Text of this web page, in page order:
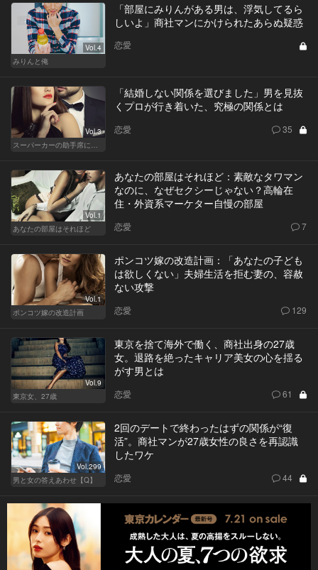
Vol.4
みりんと俺
「部屋にみりんがある男は、浮気してるら
しいよ」商社マンにかけられたあらぬ疑惑
恋愛
Vol.3
「結婚しない関係を選びました」男を見抜
くプロが行き着いた、究極の関係とは
恋愛 35
Vol.1
あなたの部屋はそれほど
あなたの部屋はそれほど：素敵なタワマン
なのに、なぜセクシーじゃない？高輪在
住・外資系マーケター自慢の部屋
恋愛 7
Vol.1
ポンコツ嫁の改造計画
ポンコツ嫁の改造計画：「あなたの子ども
は欲しくない」夫婦生活を拒む妻の、容赦
ない攻撃
恋愛 129
Vol.9
東京女、27歳
東京を捨て海外で働く、商社出身の27歳
女。退路を絶ったキャリア美女の心を揺る
がす男とは
恋愛 61
Vol.299
男と女の答えあわせ【Q】
2回のデートで終わったはずの関係が“復
活”。商社マンが27歳女性の良さを再認識
したワケ
恋愛 44